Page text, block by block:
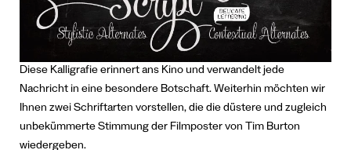
Diese Kalligrafie erinnert ans Kino und verwandelt jede
Nachricht in eine besondere Botschaft.Weiterhin möchten wir
Ihnen zwei Schriftarten vorstellen, die die düstere und zugleich
unbekümmerte Stimmung der Filmposter von Tim Burton
wiedergeben.